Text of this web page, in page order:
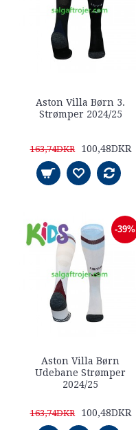
Aston Villa Børn 3.
Strømper 2024/25
163,74DKR 100,48DKR
-39%
Aston Villa Børn
Udebane Strømper
2024/25
163,74DKR 100,48DKR